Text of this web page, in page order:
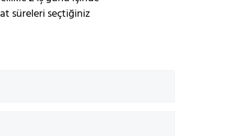
süreleri seçtiğiniz